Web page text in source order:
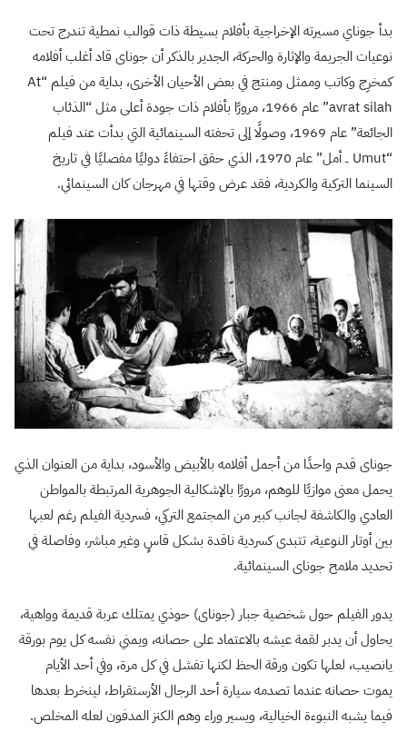
بدأ جوناي مسيرته الإخراجية بأفلام بسيطة ذات قوالب نمطية تندرج تحت
نوعيات الجريمة والإثارة والحركة، الجدير بالذكر أن جوناى قاد أغلب أفلامه
كمخرِج وكاتب وممثل ومنتج في بعض الأحيان الأخرى، بداية من فيلم “At
avrat silah” عام 1966، مرورًا بأفلام ذات جودة أعلى مثل “الذئاب
الجائعة” عام 1969، وصولًا إلى تحفته السينمائية التي بدأت عند فيلم
“Umut ــ أمل” عام 1970، الذي حقق احتفاءً دوليًا مفصليًا في تاريخ
السينما التركية والكردية، فقد عرض وقتها في مهرجان كان السينمائي.
جوناى قدم واحدًا من أجمل أفلامه بالأبيض والأسود، بداية من العنوان الذي
يحمل معنى موازيًا للوهم، مرورًا بالإشكالية الجوهرية المرتبطة بالمواطن
العادي والكاشفة لجانب كبير من المجتمع التركي، فسردية الفيلم رغم لعبها
بين أوتار النوعية، تتبدى كسردية ناقدة بشكل قاسٍ وغير مباشر، وفاصلة في
تحديد ملامح جوناى السينمائية.
يدور الفيلم حول شخصية جبار (جوناى) حوذي يمتلك عربة قديمة وواهية،
يحاول أن يدبر لقمة عيشه بالاعتماد على حصانه، ويمني نفسه كل يوم بورقة
يانصيب، لعلها تكون ورقة الحظ لكنها تفشل في كل مرة، وفي أحد الأيام
يموت حصانه عندما تصدمه سيارة أحد الرجال الأرستقراط، لينخرط بعدها
فيما يشبه النبوءة الخيالية، ويسير وراء وهم الكنز المدفون لعله المخلص.